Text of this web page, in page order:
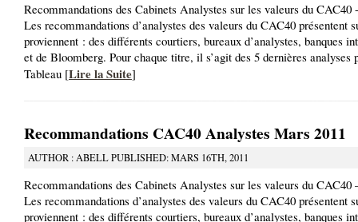
Recommandations des Cabinets Analystes sur les valeurs du CAC40
Les recommandations d’analystes des valeurs du CAC40 présentent
proviennent : des différents courtiers, bureaux d’analystes, banques
et de Bloomberg. Pour chaque titre, il s’agit des 5 dernières analyses
Tableau [Lire la Suite]
Recommandations CAC40 Analystes Mars 2011
AUTHOR : ABELL PUBLISHED: MARS 16TH, 2011
Recommandations des Cabinets Analystes sur les valeurs du CAC40
Les recommandations d’analystes des valeurs du CAC40 présentent
proviennent : des différents courtiers, bureaux d’analystes, banques